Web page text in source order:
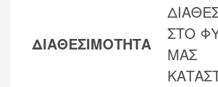
ΔΙΑΘΕΣΙΜΟΤΗΤΑ
ΣΤΟ
ΜΑΣ